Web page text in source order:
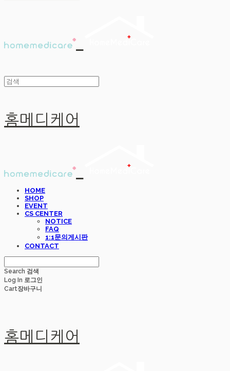
홈메디케어
HOME
SHOP
EVENT
CS CENTER
NOTICE
FAQ
1:1문의게시판
CONTACT
Search 검색
Log In 로그인
Cart장바구니
홈메디케어